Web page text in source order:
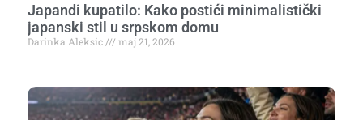
Japandi kupatilo: Kako postići minimalistički
japanski stil u srpskom domu
Darinka Aleksic maj 21, 2026